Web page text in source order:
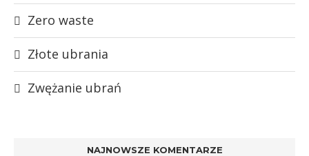
Zero waste
Złote ubrania
Zwężanie ubrań
NAJNOWSZE KOMENTARZE